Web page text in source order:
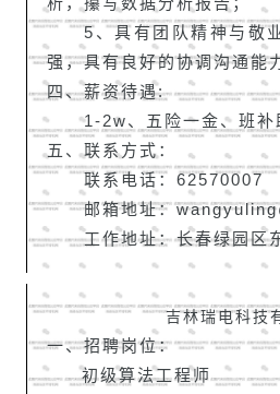
5、具有团队精神与敬
强，具有良好的协调沟通能
四、薪资待遇:
1-2w、 五险一金、班补
五、联系方式：
联系电话：62570007
邮箱地址：
工作地址：长春绿园区
吉林瑞电科技
一、招聘岗位：
初级算法工程师